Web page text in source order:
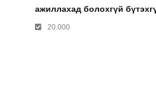
ажиллахад болохгүй
20.000